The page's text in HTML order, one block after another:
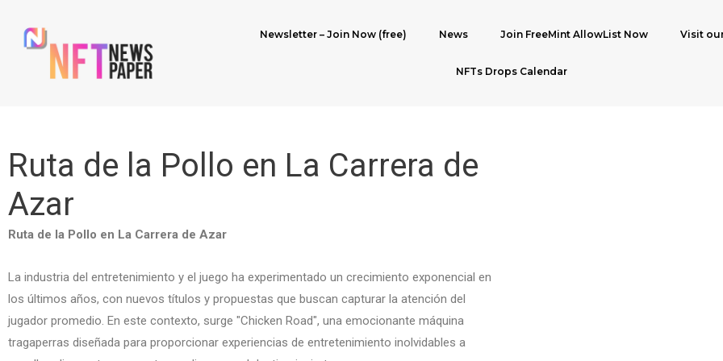
Newsletter – Join Now (free) News Join FreeMint AllowList Now Visit
NFTs Drops Calendar
Ruta de la Pollo en La Carrera de
Azar
Ruta de la Pollo en La Carrera de Azar
La industria del entretenimiento y el juego ha experimentado un crecimiento exponencial en
los últimos años, con nuevos títulos y propuestas que buscan capturar la atención del
jugador promedio. En este contexto, surge "Chicken Road", una emocionante máquina
tragaperras diseñada para proporcionar experiencias de entretenimiento inolvidables a